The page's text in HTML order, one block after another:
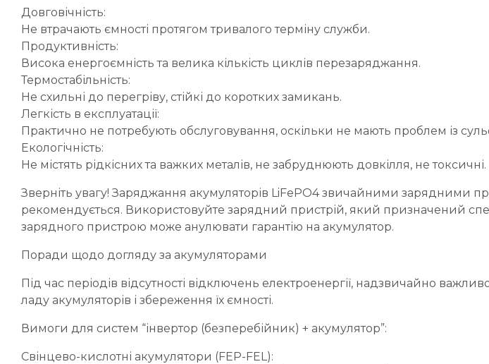
Довговічність:
Не втрачають ємності протягом тривалого терміну служби.
Продуктивність:
Висока енергоємність та велика кількість циклів перезаряджання.
Термостабільність:
Не схильні до перегріву, стійкі до коротких замикань.
Легкість в експлуатації:
Практично не потребують обслуговування, оскільки не мають проблем із
Екологічність:
Не містять рідкісних та важких металів, не забруднюють довкілля, не токсичні.
Зверніть увагу! Заряджання акумуляторів LiFePO4 звичайними зарядними
рекомендується. Використовуйте зарядний пристрій, який призначений
зарядного пристрою може анулювати гарантію на акумулятор.
Поради щодо догляду за акумуляторами
Під час періодів відсутності відключень електроенергії, надзвичайно
ладу акумуляторів і збереження їх ємності.
Вимоги для систем “інвертор (безперебійник) + акумулятор”:
Свінцево-кислотні акумулятори (FEP-FEL):